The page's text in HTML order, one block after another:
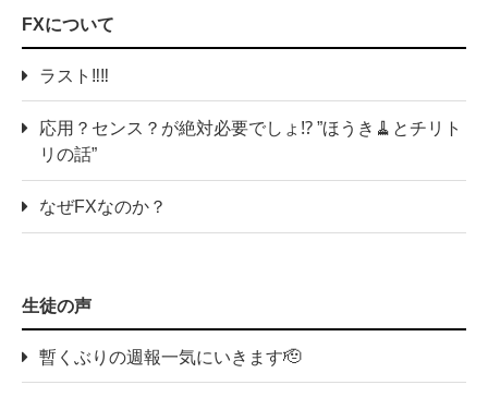
FXについて
ラスト‼️‼️
応用？センス？が絶対必要でしょ⁉️ ”ほうき🧹とチリト
リの話”
なぜFXなのか？
生徒の声
暫くぶりの週報一気にいきます🫡